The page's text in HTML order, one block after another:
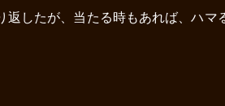
したが、当たる時もあれば、ハ